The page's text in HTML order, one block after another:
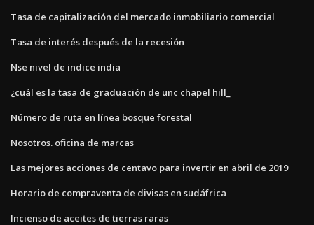
Tasa de capitalización del mercado inmobiliario comercial
Tasa de interés después de la recesión
Nse nivel de indice india
¿cuál es la tasa de graduación de unc chapel hill_
Número de ruta en línea bosque forestal
Nosotros. oficina de marcas
Las mejores acciones de centavo para invertir en abril de 2019
Horario de compraventa de divisas en sudáfrica
Incienso de aceites de tierras raras